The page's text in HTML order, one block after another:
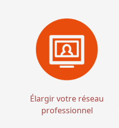
Élargir votre réseau
professionnel